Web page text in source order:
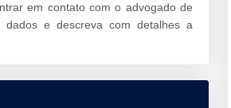
em contato com o advogado de
e descreva com detalhes a